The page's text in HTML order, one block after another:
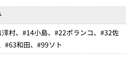
村、#14小島、#22ポランコ、#32佐
#63和田、#99ソト